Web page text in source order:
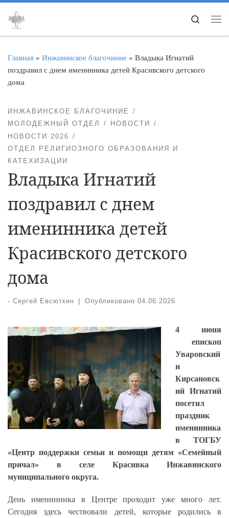
Перейти к содержимому
Search
Главная » Инжавинское благочиние » Владыка Игнатий
поздравил с днем именинника детей Красивского детского
дома
ИНЖАВИНСКОЕ БЛАГОЧИНИЕ
МОЛОДЕЖНЫЙ ОТДЕЛ
НОВОСТИ
НОВОСТИ 2026
ОТДЕЛ РЕЛИГИОЗНОГО ОБРАЗОВАНИЯ И
КАТЕХИЗАЦИИ
Владыка Игнатий
поздравил с днем
именинника детей
Красивского детского
дома
- Сергей Евсюткин Опубликовано 04.06.2026
4 июня
епископ
Уваровский
и
Кирсановск
ий Игнатий
посетил
праздник
именинника
в ТОГБУ
«Центр поддержки семьи и помощи детям «Семейный
причал» в селе Красивка Инжавинского
муниципального округа.
День именинника в Центре проходит уже много лет.
Сегодня здесь чествовали детей, которые родились в